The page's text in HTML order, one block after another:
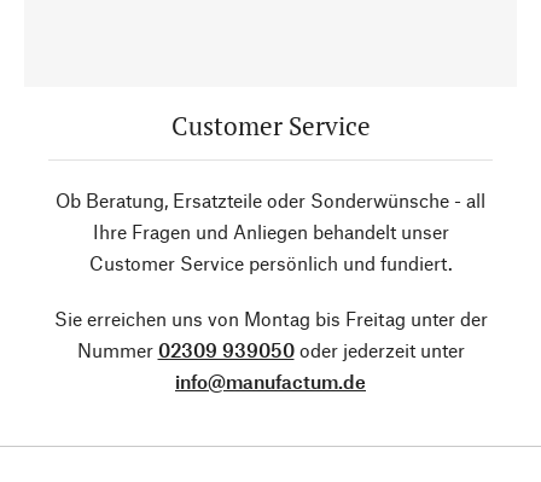
Customer Service
Ob Beratung, Ersatzteile oder Sonderwünsche - all
Ihre Fragen und Anliegen behandelt unser
Customer Service persönlich und fundiert.
Sie erreichen uns von Montag bis Freitag unter der
Nummer 02309 939050oder jederzeit unter
info@manufactum.de